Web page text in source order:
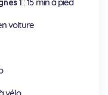
1
voiture